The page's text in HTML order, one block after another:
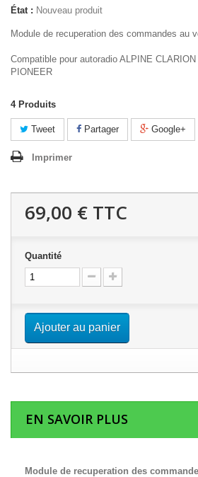
État : Nouveau produit
Module de recuperation des commandes au
Compatible pour autoradio ALPINE
PIONEER
4 Produits
Tweet Partager Google+
Imprimer
69,00 € TTC
Quantité
Ajouter au panier
EN SAVOIR PLUS
Module de recuperation des